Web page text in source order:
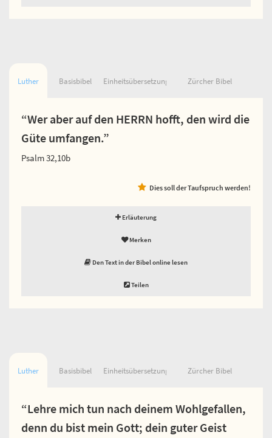
Luther Basisbibel Einheitsübersetzung Zürcher Bibel
“Wer aber auf den HERRN hofft, den wird die
Güte umfangen.”
Psalm 32,10b
Dies soll der Taufspruch werden!
Erläuterung
Merken
Den Text in der Bibel online lesen
Teilen
Luther Basisbibel Einheitsübersetzung Zürcher Bibel
“Lehre mich tun nach deinem Wohlgefallen,
denn du bist mein Gott; dein guter Geist